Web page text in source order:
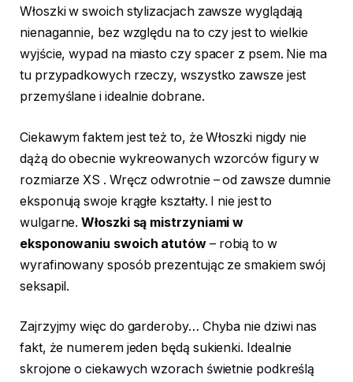
Włoszki w swoich stylizacjach zawsze wyglądają
nienagannie, bez względu na to czy jest to wielkie
wyjście, wypad na miasto czy spacer z psem. Nie ma
tu przypadkowych rzeczy, wszystko zawsze jest
przemyślane i idealnie dobrane.
Ciekawym faktem jest też to, że Włoszki nigdy nie
dążą do obecnie wykreowanych wzorców figury w
rozmiarze XS . Wręcz odwrotnie – od zawsze dumnie
eksponują swoje krągłe kształty. I nie jest to
wulgarne. Włoszki są mistrzyniami w
eksponowaniu swoich atutów– robią to w
wyrafinowany sposób prezentując ze smakiem swój
seksapil.
Zajrzyjmy więc do garderoby… Chyba nie dziwi nas
fakt, że numerem jeden będą sukienki. Idealnie
skrojone o ciekawych wzorach świetnie podkreślą